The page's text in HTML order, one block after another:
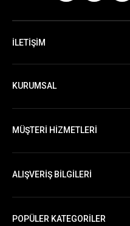
İLETİŞİM
KURUMSAL
MÜŞTERİ HİZMETLERİ
ALIŞVERİŞ BİLGİLERİ
POPÜLER KATEGORİLER